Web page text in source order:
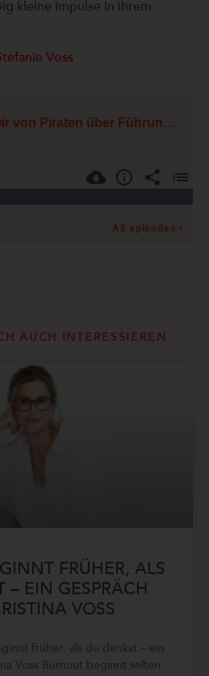
kleine Impulse in ihrem
Voss
AUCH INTERESSIEREN
FRÜHER, ALS
– EIN GESPRÄCH
VOSS
früher, als du denkst – ein
Voss Burnout beginnt selten